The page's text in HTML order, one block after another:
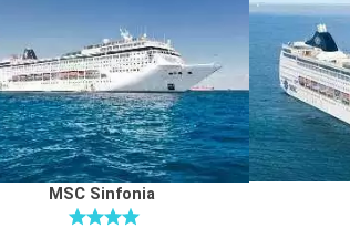
MSC Sinfonia